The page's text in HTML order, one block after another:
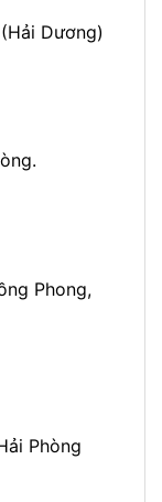
Dương)
Phong,
Phòng